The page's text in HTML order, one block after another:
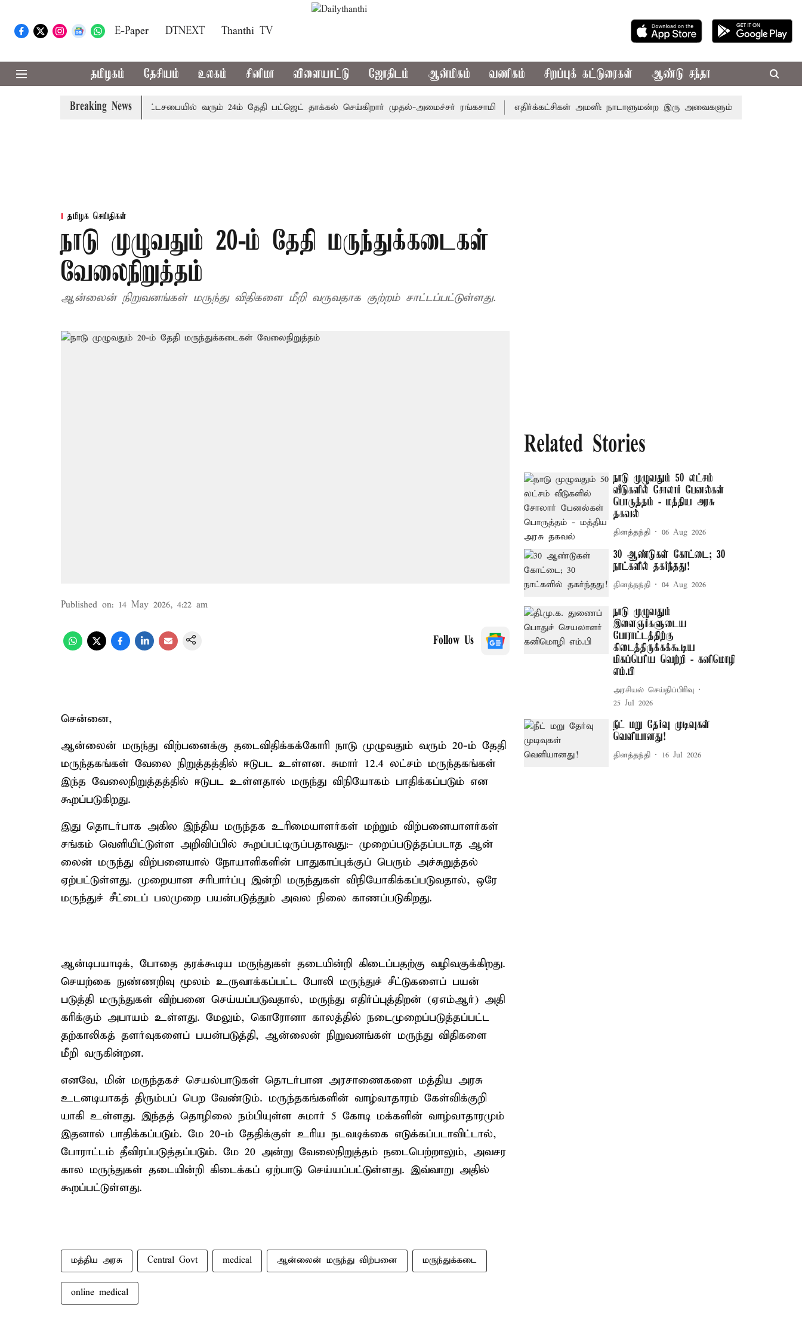
E-Paper DTNEXT Thanthi TV
தமிழகம் தேசியம் உலகம் சினிமா விளையாட்டு ஜோதிடம் ஆன்மிகம் வணிகம் சிறப்புக் கட்டுரைகள் ஆண்டு சந்தா
Breaking News
புதுச்சேரி சட்டசபையில் வரும் 24ம் தேதி பட்ஜெட் தாக்கல் செய்கிறார் முதல்-அமைச்சர் ரங்கசாமி எதிர்க்கட்சிகள் அமளி: நாடாளுமன்ற இரு அவைகளும் திங்கள்கிழமை வரை
தமிழக செய்திகள்
நாடு முழுவதும் 20-ம் தேதி மருந்துக்கடைகள்
வேலைநிறுத்தம்
ஆன்லைன் நிறுவனங்கள் மருந்து விதி​களை மீறி வருவதாக குற்றம் சாட்டப்பட்டுள்ளது.
Published on: 14 May 2026, 4:22 am
Follow Us
சென்னை,
ஆன்லைன் மருந்து விற்பனைக்கு தடைவிதிக்கக்கோரி நாடு முழுவதும் வரும் 20-ம் தேதி
மருந்தகங்கள் வேலை நிறுத்தத்தில் ஈடுபட உள்ளன. சுமார் 12.4 லட்​சம் மருந்​தகங்​கள்
இந்த வேலைநிறுத்​தத்​தில் ஈடுபட உள்ளதால் மருந்து விநி​யோகம் பாதிக்​கப்​படும் என
கூறப்படுகிறது.
இது தொடர்​பாக அகில இந்​திய மருந்தக உரிமை​யாளர்​கள் மற்றும் விற்​பனை​யாளர்​கள்
சங்​கம் வெளியிட்டுள்ள அறிவிப்பில் கூறப்பட்டிருப்பதாவது:- முறைப்​படுத்​தப்​ப​டாத ஆன்​
லைன் மருந்து விற்பனை​யால் நோயாளி​களின் பாது​காப்​புக்குப் பெரும் அச்​சுறுத்​தல்
ஏற்பட்டுள்ளது. முறை​யான சரி​பார்ப்பு இன்றி மருந்​துகள் விநியோகிக்​கப்​படு​வ​தால், ஒரே
மருந்​துச் சீட்​டைப் பலமுறை பயன்படுத்தும் அவல நிலை காணப்​படு​கிறது.
ஆன்​டிப​யாடிக், போதை தரக்​கூடிய மருந்​துகள் தடை​யின்றி கிடைப்​ப​தற்கு வழி​வகுக்​கிறது.
செயற்கை நுண்​ணறிவு மூலம் உரு​வாக்​கப்​பட்ட போலி மருந்​துச் சீட்​டு​களைப் பயன்​
படுத்தி மருந்​துகள் விற்​பனை செய்​யப்​படு​வ​தால், மருந்து எதிர்ப்புத்திறன் (ஏஎம்​ஆர்) அதி​
கரிக்​கும் அபா​யம் உள்​ளது. மேலும், கொரோனா காலத்​தில் நடை​முறைப்​படுத்​தப்​பட்ட
தற்காலிகத் தளர்​வு​களைப் பயன்​படுத்​தி, ஆன்லைன் நிறுவனங்கள் மருந்து விதி​களை
மீறி வரு​கின்​றன.
எனவே, மின் மருந்​தகச் செயல்​பாடு​கள் தொடர்​பான அரசாணை​களை மத்திய அரசு
உடனடி​யாகத் திரும்​பப் பெற வேண்​டும். மருந்​தகங்​களின் வாழ்​வா​தா​ரம் கேள்விக்​குறி​
யாகி உள்​ளது. இந்தத் தொழிலை நம்​பி​யுள்ள சுமார் 5 கோடி மக்​களின் வாழ்வாதா​ர​மும்
இதனால் பாதிக்​கப்​படும். மே 20-ம் தேதிக்​குள் உரிய நடவடிக்கை எடுக்​கப்​ப​டா​விட்​டால்,
போராட்​டம் தீவிரப்படுத்​தப்​படும். மே 20 அன்று வேலைநிறுத்​தம் நடைபெற்றாலும், அவசர
கால மருந்​துகள் தடை​யின்றி கிடைக்கப் ஏற்​பாடு செய்யப்​பட்​டுள்​ளது. இவ்​வாறு அதில்
கூறப்பட்டுள்ளது.
மத்திய அரசு Central Govt medical ஆன்லைன் மருந்து விற்பனை மருந்துக்கடை
online medical
Related Stories
நாடு முழுவதும் 50 லட்சம்
வீடுகளில் சோலார் பேனல்கள்
பொருத்தம் - மத்திய அரசு
தகவல்
தினத்தந்தி 06 Aug 2026
30 ஆண்டுகள் கோட்டை; 30
நாட்களில் தகர்ந்தது!
தினத்தந்தி 04 Aug 2026
நாடு முழுவதும்
இளைஞர்களுடைய
போராட்டத்திற்கு
கிடைத்திருக்கக்கூடிய
மிகப்பெரிய வெற்றி - கனிமொழி
எம்.பி
அரசியல் செய்திப்பிரிவு
25 Jul 2026
நீட் மறு தேர்வு முடிவுகள்
வெளியானது!
தினத்தந்தி 16 Jul 2026